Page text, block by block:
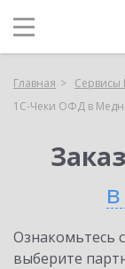
Главная Сервисы
1С-Чеки ОФД в
Ознакомьтесь
выберите